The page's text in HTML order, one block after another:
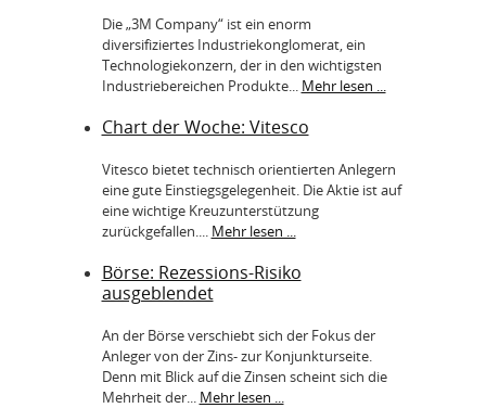
Die „3M Company“ ist ein enorm
diversifiziertes Industriekonglomerat, ein
Technologiekonzern, der in den wichtigsten
Industriebereichen Produkte... Mehr lesen ...
Chart der Woche: Vitesco
Vitesco bietet technisch orientierten Anlegern
eine gute Einstiegsgelegenheit. Die Aktie ist auf
eine wichtige Kreuzunterstützung
zurückgefallen.... Mehr lesen ...
Börse: Rezessions-Risiko
ausgeblendet
An der Börse verschiebt sich der Fokus der
Anleger von der Zins- zur Konjunkturseite.
Denn mit Blick auf die Zinsen scheint sich die
Mehrheit der... Mehr lesen ...